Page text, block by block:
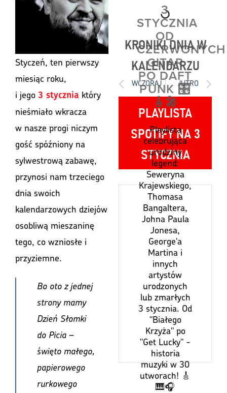
Styczeń, ten pierwszy
miesiąc roku,
i jego 3 stycznia który
nieśmiało wkracza
w nasze progi niczym
gość spóźniony na
sylwestrową zabawę,
przynosi nam trzeciego
dnia swoich
kalendarzowych dziejów
osobliwą mieszaninę
tego, co wzniosłe i
przyziemne.
Bo oto z jednej
strony mamy
Dzień Słomki
do Picia –
święto małego,
papierowego
rurkowego
KRONIKI DNIA W
KALENDARZU
WCZORAJ JUTRO
PLAYLISTA
SPOTIFY NA 3
STYCZNIA
3
STYCZNIA
OD
CZERWONYCH
GITAR
PO DAFT
PUNK 🎛️
🎸🎤
Playlista
celebrująca
urodziny
legend:
Seweryna
Krajewskiego,
Thomasa
Bangaltera,
Johna Paula
Jonesa,
George'a
Martina i
innych
artystów
urodzonych
lub zmarłych
3 stycznia. Od
"Białego
Krzyża" po
"Get Lucky" -
historia
muzyki w 30
utworach! 🎸
🎹🎧